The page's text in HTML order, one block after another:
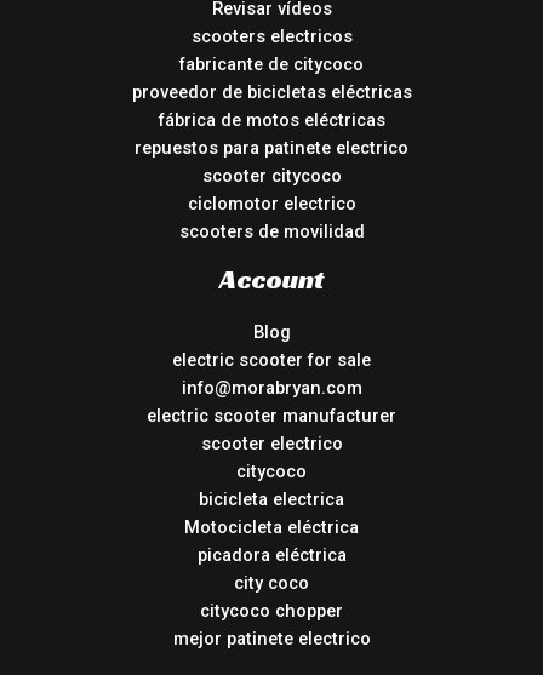
Revisar vídeos
scooters electricos
fabricante de citycoco
proveedor de bicicletas eléctricas
fábrica de motos eléctricas
repuestos para patinete electrico
scooter citycoco
ciclomotor electrico
scooters de movilidad
Account
Blog
electric scooter for sale
info@morabryan.com
electric scooter manufacturer
scooter electrico
citycoco
bicicleta electrica
Motocicleta eléctrica
picadora eléctrica
city coco
citycoco chopper
mejor patinete electrico